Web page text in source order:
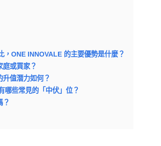
ONE INNOVALE 的主要優勢是什麼？
庭或買家？
值潛力如何？
哪些常見的「中伏」位？
？